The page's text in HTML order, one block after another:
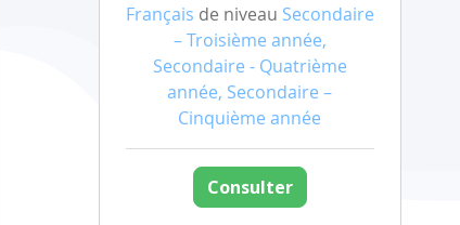
Français de niveau Secondaire
– Troisième année,
Secondaire - Quatrième
année, Secondaire –
Cinquième année
Consulter